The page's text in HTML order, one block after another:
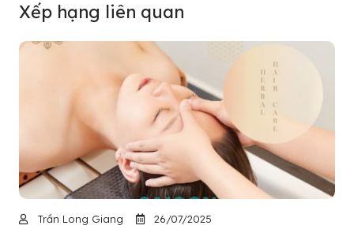
Xếp hạng liên quan
Trần Long Giang 26/07/2025